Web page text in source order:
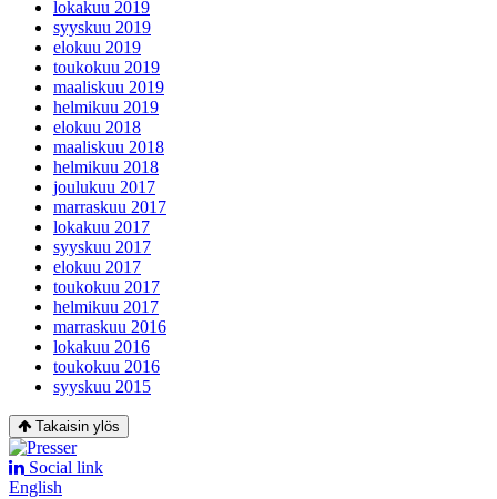
lokakuu 2019
syyskuu 2019
elokuu 2019
toukokuu 2019
maaliskuu 2019
helmikuu 2019
elokuu 2018
maaliskuu 2018
helmikuu 2018
joulukuu 2017
marraskuu 2017
lokakuu 2017
syyskuu 2017
elokuu 2017
toukokuu 2017
helmikuu 2017
marraskuu 2016
lokakuu 2016
toukokuu 2016
syyskuu 2015
Takaisin ylös
Social link
English